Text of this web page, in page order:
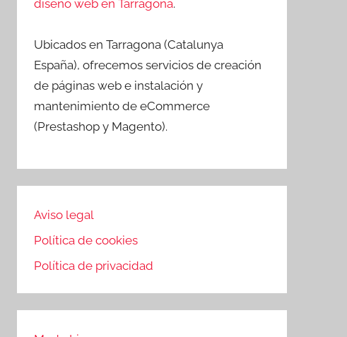
diseño web en Tarragona.
Ubicados en Tarragona (Catalunya
España), ofrecemos servicios de creación
de páginas web e instalación y
mantenimiento de eCommerce
(Prestashop y Magento).
Aviso legal
Política de cookies
Política de privacidad